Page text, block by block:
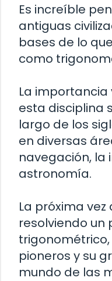
Es increíble
antiguas
bases de lo
como
La
esta disciplina
largo de los
en diversas
navegación, la
astronomía.
La próxima
resolviendo un
pioneros y su
mundo de las